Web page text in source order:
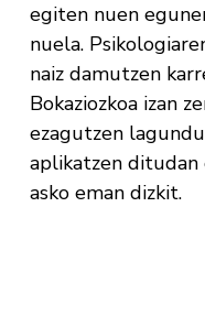
egiten nuen
nuela.
naiz damutzen
Bokaziozkoa izan
ezagutzen
aplikatzen ditudan
asko eman dizkit.